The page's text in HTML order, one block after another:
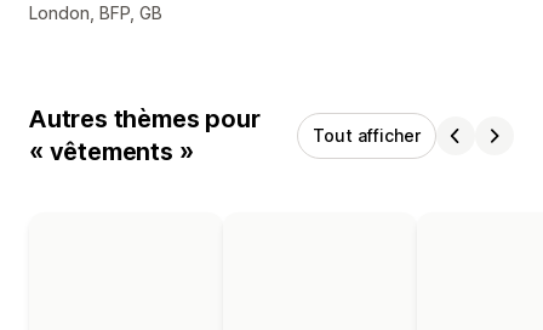
Coordonnées du concepteur
London, BFP, GB
Autres thèmes pour
« vêtements »
Tout afficher